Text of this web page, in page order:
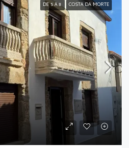
DE 5 A 8 COSTA DA MORTE